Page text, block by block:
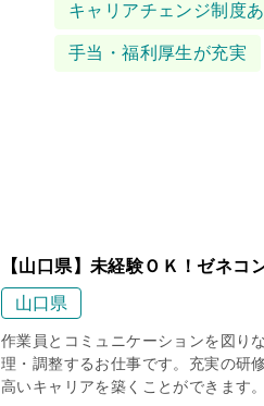
キャリアチェンジ制度あ
手当・福利厚生が充実
【山口県】未経験ＯＫ！ゼネコ
山口県
作業員とコミュニケーションを図り
理・調整するお仕事です。充実の研
高いキャリアを築くことができます